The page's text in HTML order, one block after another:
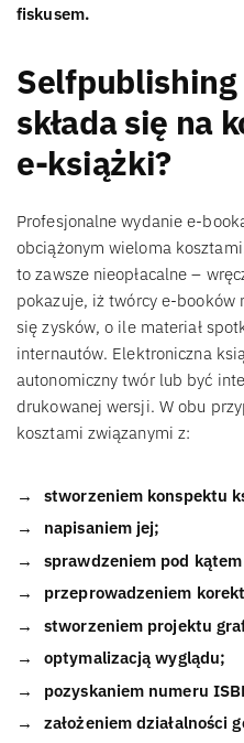
fiskusem.
składa się na
e-książki?
Profesjonalne wydanie e-
obciążonym wieloma
to zawsze nieopłacalne –
pokazuje, iż twórcy e-booków
się zysków, o ile materiał
internautów. Elektroniczna
autonomiczny twór lub być
drukowanej wersji. W obu
kosztami związanymi z:
stworzeniem konspektu
napisaniem jej;
sprawdzeniem pod
przeprowadzeniem
stworzeniem projektu
optymalizacją wyglądu;
pozyskaniem numeru
założeniem działalności